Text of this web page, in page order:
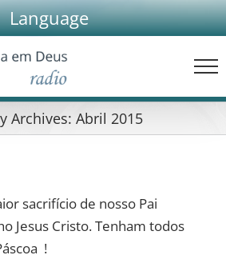
Language
Archives: Abril 2015
sacrifício de nosso Pai
Jesus Cristo. Tenham todos
!